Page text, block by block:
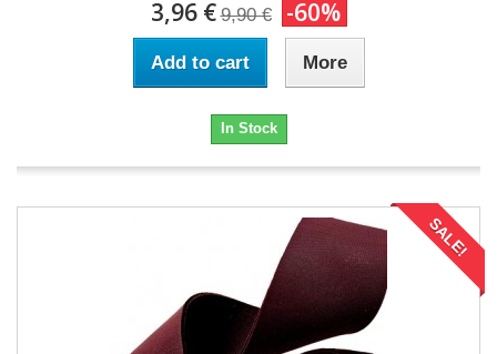
3,96 € 9,90 € -60%
Add to cart More
In Stock
SALE!